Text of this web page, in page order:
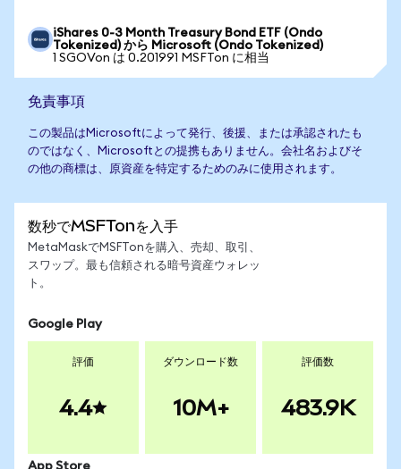
iShares 0-3 Month Treasury Bond ETF (Ondo
Tokenized) から Microsoft (Ondo Tokenized)
1 SGOVon は 0.201991 MSFTon に相当
免責事項
この製品はMicrosoftによって発行、後援、または承認されたも
のではなく、Microsoftとの提携もありません。会社名およびそ
の他の商標は、原資産を特定するためのみに使用されます。
数秒でMSFTonを入手
MetaMaskでMSFTonを購入、売却、取引、
スワップ。最も信頼される暗号資産ウォレッ
ト。
Google Play
評価
4.4
ダウンロード数
10M+
評価数
483.9K
App Store